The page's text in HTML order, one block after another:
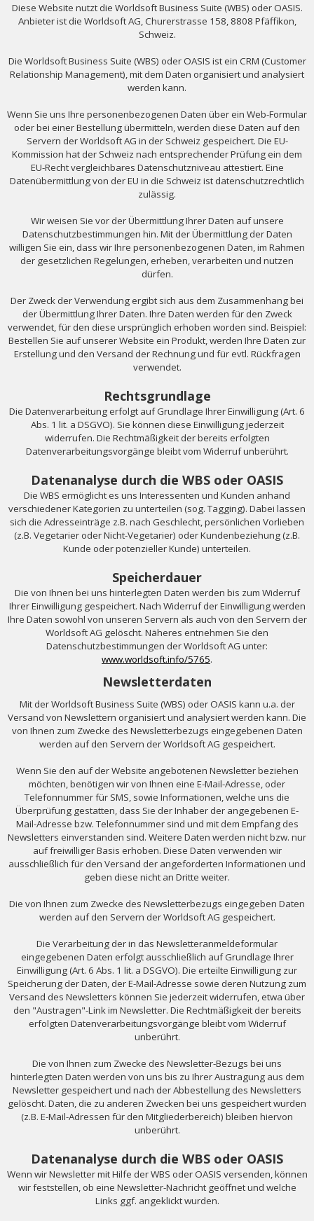
Diese Website nutzt die Worldsoft Business Suite (WBS) oder OASIS.
Anbieter ist die Worldsoft AG, Churerstrasse 158, 8808 Pfäffikon,
Schweiz.
Die Worldsoft Business Suite (WBS) oder OASIS ist ein CRM (Customer
Relationship Management), mit dem Daten organisiert und analysiert
werden kann.
Wenn Sie uns Ihre personenbezogenen Daten über ein Web-Formular
oder bei einer Bestellung übermitteln, werden diese Daten auf den
Servern der Worldsoft AG in der Schweiz gespeichert. Die EU-
Kommission hat der Schweiz nach entsprechender Prüfung ein dem
EU-Recht vergleichbares Datenschutzniveau attestiert. Eine
Datenübermittlung von der EU in die Schweiz ist datenschutzrechtlich
zulässig.
Wir weisen Sie vor der Übermittlung Ihrer Daten auf unsere
Datenschutzbestimmungen hin. Mit der Übermittlung der Daten
willigen Sie ein, dass wir Ihre personenbezogenen Daten, im Rahmen
der gesetzlichen Regelungen, erheben, verarbeiten und nutzen
dürfen.
Der Zweck der Verwendung ergibt sich aus dem Zusammenhang bei
der Übermittlung Ihrer Daten. Ihre Daten werden für den Zweck
verwendet, für den diese ursprünglich erhoben worden sind. Beispiel:
Bestellen Sie auf unserer Website ein Produkt, werden Ihre Daten zur
Erstellung und den Versand der Rechnung und für evtl. Rückfragen
verwendet.
Rechtsgrundlage
Die Datenverarbeitung erfolgt auf Grundlage Ihrer Einwilligung (Art. 6
Abs. 1 lit. a DSGVO). Sie können diese Einwilligung jederzeit
widerrufen. Die Rechtmäßigkeit der bereits erfolgten
Datenverarbeitungsvorgänge bleibt vom Widerruf unberührt.
Datenanalyse durch die WBS oder OASIS
Die WBS ermöglicht es uns Interessenten und Kunden anhand
verschiedener Kategorien zu unterteilen (sog. Tagging). Dabei lassen
sich die Adresseinträge z.B. nach Geschlecht, persönlichen Vorlieben
(z.B. Vegetarier oder Nicht-Vegetarier) oder Kundenbeziehung (z.B.
Kunde oder potenzieller Kunde) unterteilen.
Speicherdauer
Die von Ihnen bei uns hinterlegten Daten werden bis zum Widerruf
Ihrer Einwilligung gespeichert. Nach Widerruf der Einwilligung werden
Ihre Daten sowohl von unseren Servern als auch von den Servern der
Worldsoft AG gelöscht. Näheres entnehmen Sie den
Datenschutzbestimmungen der Worldsoft AG unter:
www.worldsoft.info/5765.
Newsletterdaten
Mit der Worldsoft Business Suite (WBS) oder OASIS kann u.a. der
Versand von Newslettern organisiert und analysiert werden kann. Die
von Ihnen zum Zwecke des Newsletterbezugs eingegebenen Daten
werden auf den Servern der Worldsoft AG gespeichert.
Wenn Sie den auf der Website angebotenen Newsletter beziehen
möchten, benötigen wir von Ihnen eine E-Mail-Adresse, oder
Telefonnummer für SMS, sowie Informationen, welche uns die
Überprüfung gestatten, dass Sie der Inhaber der angegebenen E-
Mail-Adresse bzw. Telefonnummer sind und mit dem Empfang des
Newsletters einverstanden sind. Weitere Daten werden nicht bzw. nur
auf freiwilliger Basis erhoben. Diese Daten verwenden wir
ausschließlich für den Versand der angeforderten Informationen und
geben diese nicht an Dritte weiter.
Die von Ihnen zum Zwecke des Newsletterbezugs eingegeben Daten
werden auf den Servern der Worldsoft AG gespeichert.
Die Verarbeitung der in das Newsletteranmeldeformular
eingegebenen Daten erfolgt ausschließlich auf Grundlage Ihrer
Einwilligung (Art. 6 Abs. 1 lit. a DSGVO). Die erteilte Einwilligung zur
Speicherung der Daten, der E-Mail-Adresse sowie deren Nutzung zum
Versand des Newsletters können Sie jederzeit widerrufen, etwa über
den "Austragen"-Link im Newsletter. Die Rechtmäßigkeit der bereits
erfolgten Datenverarbeitungsvorgänge bleibt vom Widerruf
unberührt.
Die von Ihnen zum Zwecke des Newsletter-Bezugs bei uns
hinterlegten Daten werden von uns bis zu Ihrer Austragung aus dem
Newsletter gespeichert und nach der Abbestellung des Newsletters
gelöscht. Daten, die zu anderen Zwecken bei uns gespeichert wurden
(z.B. E-Mail-Adressen für den Mitgliederbereich) bleiben hiervon
unberührt.
Datenanalyse durch die WBS oder OASIS
Wenn wir Newsletter mit Hilfe der WBS oder OASIS versenden, können
wir feststellen, ob eine Newsletter-Nachricht geöffnet und welche
Links ggf. angeklickt wurden.